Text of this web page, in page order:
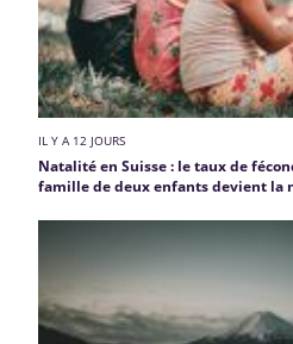
IL Y A 12 JOURS
Natalité en Suisse : le taux de
famille de deux enfants devient la